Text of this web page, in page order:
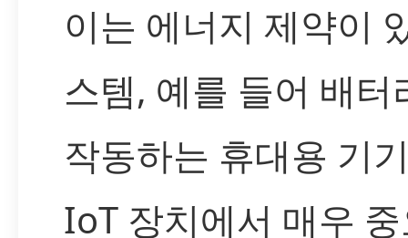
이는 에너지 제약이
스템, 예를 들어 배터
작동하는 휴대용 기
IoT 장치에서 매우